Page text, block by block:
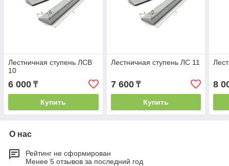
Лестничная ступень ЛСВ
10
6 000 ₸
Купить
Лестничная ступень ЛС 11
7 600₸
Купить
8
О нас
Рейтинг не сформирован
Менее 5 отзывов за последний год